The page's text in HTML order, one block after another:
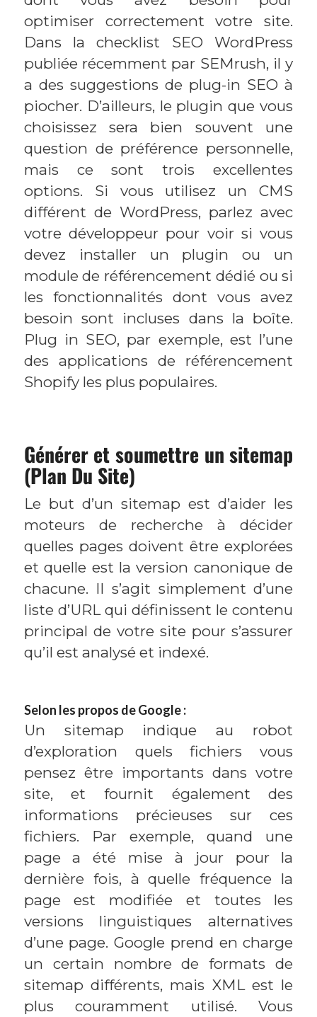
optimiser correctement votre site.
Dans la checklist SEO WordPress
publiée récemment par SEMrush, il y
a des suggestions de plug-in SEO à
piocher. D’ailleurs, le plugin que vous
choisissez sera bien souvent une
question de préférence personnelle,
mais ce sont trois excellentes
options. Si vous utilisez un CMS
différent de WordPress, parlez avec
votre développeur pour voir si vous
devez installer un plugin ou un
module de référencement dédié ou si
les fonctionnalités dont vous avez
besoin sont incluses dans la boîte.
Plug in SEO, par exemple, est l’une
des applications de référencement
Shopify les plus populaires.
Générer et soumettre un sitemap
(Plan Du Site)
Le but d’un sitemap est d’aider les
moteurs de recherche à décider
quelles pages doivent être explorées
et quelle est la version canonique de
chacune. Il s’agit simplement d’une
liste d’URL qui définissent le contenu
principal de votre site pour s’assurer
qu’il est analysé et indexé.
Selon les propos de Google :
Un sitemap indique au robot
d’exploration quels fichiers vous
pensez être importants dans votre
site, et fournit également des
informations précieuses sur ces
fichiers. Par exemple, quand une
page a été mise à jour pour la
dernière fois, à quelle fréquence la
page est modifiée et toutes les
versions linguistiques alternatives
d’une page. Google prend en charge
un certain nombre de formats de
sitemap différents, mais XML est le
plus couramment utilisé. Vous